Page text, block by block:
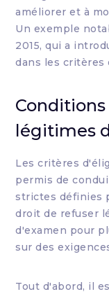
améliorer et à
Un exemple
2015, qui a
dans les critères
légitimes
Les critères
permis de
strictes définies
droit de refuser
d'examen pour
sur des
Tout d'abord, il